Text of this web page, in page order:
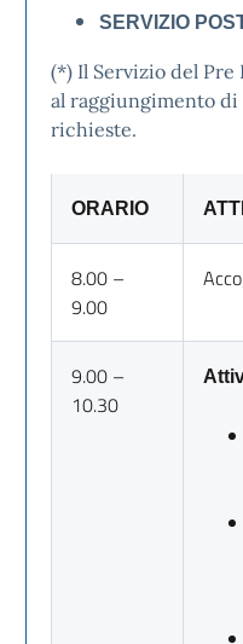
SERVIZIO
(*) Il Servizio del Pre
al raggiungimento
richieste.
ORARIO
8.00 –
9.00
9.00 –
10.30